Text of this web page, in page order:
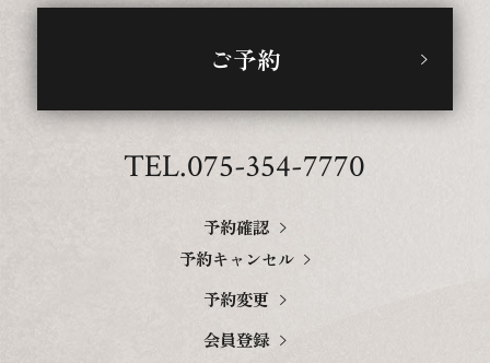
ご予約
TEL.075-354-7770
予約確認
予約キャンセル
予約変更
会員登録